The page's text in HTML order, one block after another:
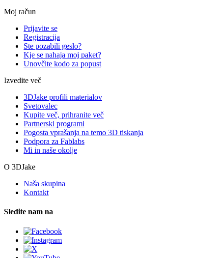
Moj račun
Prijavite se
Registracija
Ste pozabili geslo?
Kje se nahaja moj paket?
Unovčite kodo za popust
Izvedite več
3DJake profili materialov
Svetovalec
Kupite več, prihranite več
Partnerski programi
Pogosta vprašanja na temo 3D tiskanja
Podpora za Fablabs
Mi in naše okolje
O 3DJake
Naša skupina
Kontakt
Sledite nam na